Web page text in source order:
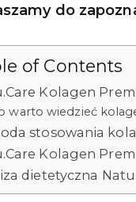
do
of Contents
Kolagen
warto wiedzieć
stosowania
Kolagen
dietetyczna